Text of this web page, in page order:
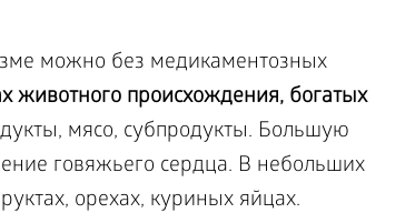
можно без медикаментозных
животного происхождения, богатых
мясо, субпродукты. Большую
говяжьего сердца. В небольших
орехах, куриных яйцах.